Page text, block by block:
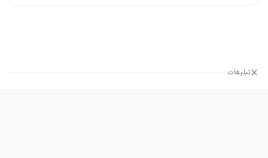
تبلیغات